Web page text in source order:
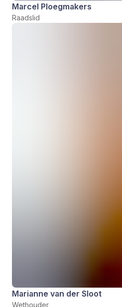
Marcel Ploegmakers
Raadslid
Marianne van der Sloot
Wethouder